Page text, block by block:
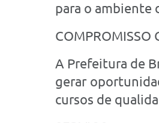
para o ambiente
COMPROMISSO
A Prefeitura de
gerar
cursos de